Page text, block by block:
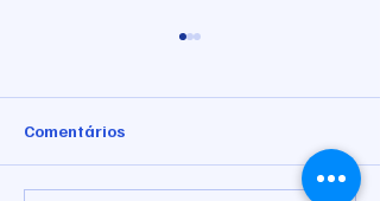
Comentários